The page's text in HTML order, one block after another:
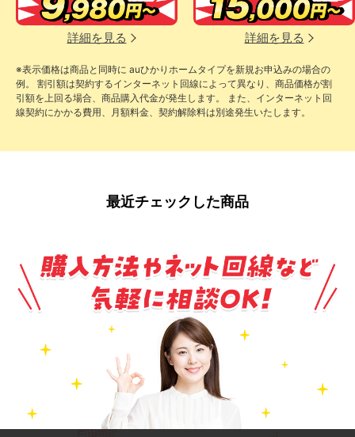
詳細を見る 詳細を見る
※表示価格は商品と同時に auひかりホームタイプを新規お申込みの場合の
例。 割引額は契約するインターネット回線によって異なり、商品価格が割
引額を上回る場合、商品購入代金が発生します。 また、インターネット回
線契約にかかる費用、月額料金、契約解除料は別途発生いたします。
最近チェックした商品